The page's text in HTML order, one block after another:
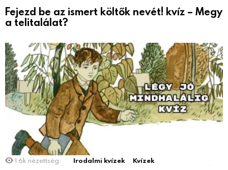
Fejezd be az ismert költők nevét! kvíz – Megy
a telitalálat?
1.6k nézettség Irodalmi kvízek Kvízek